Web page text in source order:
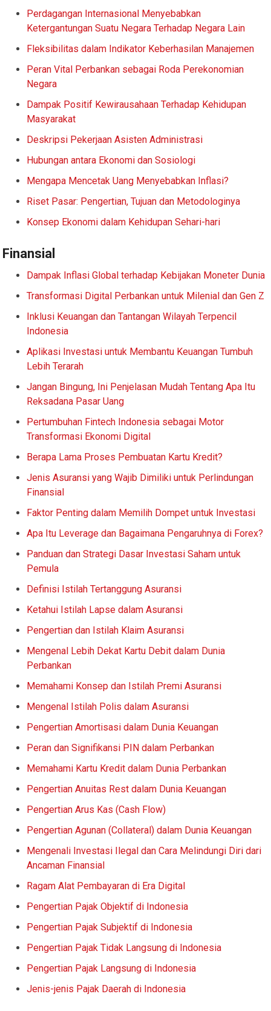
Perdagangan Internasional Menyebabkan
Ketergantungan Suatu Negara Terhadap Negara Lain
Fleksibilitas dalam Indikator Keberhasilan Manajemen
Peran Vital Perbankan sebagai Roda Perekonomian
Negara
Dampak Positif Kewirausahaan Terhadap Kehidupan
Masyarakat
Deskripsi Pekerjaan Asisten Administrasi
Hubungan antara Ekonomi dan Sosiologi
Mengapa Mencetak Uang Menyebabkan Inflasi?
Riset Pasar: Pengertian, Tujuan dan Metodologinya
Konsep Ekonomi dalam Kehidupan Sehari-hari
Finansial
Dampak Inflasi Global terhadap Kebijakan Moneter Dunia
Transformasi Digital Perbankan untuk Milenial dan Gen Z
Inklusi Keuangan dan Tantangan Wilayah Terpencil
Indonesia
Aplikasi Investasi untuk Membantu Keuangan Tumbuh
Lebih Terarah
Jangan Bingung, Ini Penjelasan Mudah Tentang Apa Itu
Reksadana Pasar Uang
Pertumbuhan Fintech Indonesia sebagai Motor
Transformasi Ekonomi Digital
Berapa Lama Proses Pembuatan Kartu Kredit?
Jenis Asuransi yang Wajib Dimiliki untuk Perlindungan
Finansial
Faktor Penting dalam Memilih Dompet untuk Investasi
Apa Itu Leverage dan Bagaimana Pengaruhnya di Forex?
Panduan dan Strategi Dasar Investasi Saham untuk
Pemula
Definisi Istilah Tertanggung Asuransi
Ketahui Istilah Lapse dalam Asuransi
Pengertian dan Istilah Klaim Asuransi
Mengenal Lebih Dekat Kartu Debit dalam Dunia
Perbankan
Memahami Konsep dan Istilah Premi Asuransi
Mengenal Istilah Polis dalam Asuransi
Pengertian Amortisasi dalam Dunia Keuangan
Peran dan Signifikansi PIN dalam Perbankan
Memahami Kartu Kredit dalam Dunia Perbankan
Pengertian Anuitas Rest dalam Dunia Keuangan
Pengertian Arus Kas (Cash Flow)
Pengertian Agunan (Collateral) dalam Dunia Keuangan
Mengenali Investasi Ilegal dan Cara Melindungi Diri dari
Ancaman Finansial
Ragam Alat Pembayaran di Era Digital
Pengertian Pajak Objektif di Indonesia
Pengertian Pajak Subjektif di Indonesia
Pengertian Pajak Tidak Langsung di Indonesia
Pengertian Pajak Langsung di Indonesia
Jenis-jenis Pajak Daerah di Indonesia